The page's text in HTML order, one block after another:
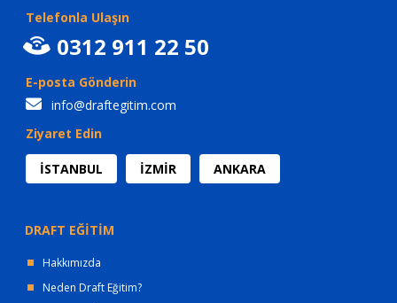
Telefonla Ulaşın
0312 911 22 50
E-posta Gönderin
info@draftegitim.com
Ziyaret Edin
İSTANBUL İZMİR ANKARA
DRAFT EĞİTİM
Hakkımızda
Neden Draft Eğitim?